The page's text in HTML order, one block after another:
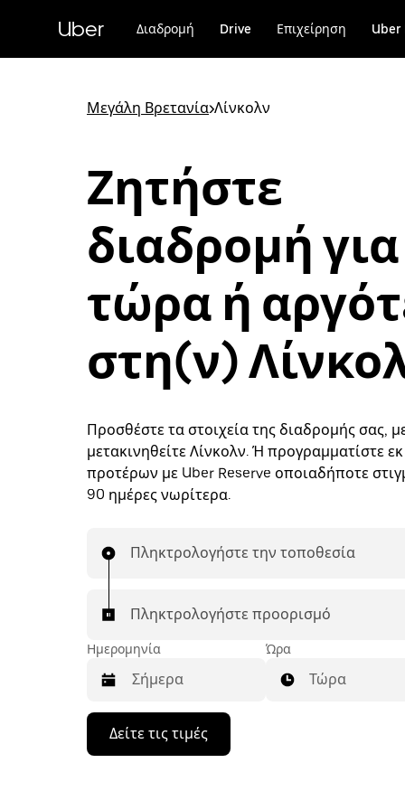
περιεχόμενο
Uber Διαδρομή Drive Επιχείρηση Uber
Μεγάλη Βρετανία>Λίνκολν
Ζητήστε
διαδρομή για
τώρα ή
στη(ν)
Προσθέστε τα στοιχεία της διαδρομής σας,
μετακινηθείτε Λίνκολν. Ή προγραμματίστε
προτέρων με Uber Reserve οποιαδήποτε
90 ημέρες νωρίτερα.
Πληκτρολογήστε την τοποθεσία
Πληκτρολογήστε προορισμό
Ημερομηνία
Πατήστε
πλήκτρο
Ώρα
Τώρα
Δείτε τις τιμές